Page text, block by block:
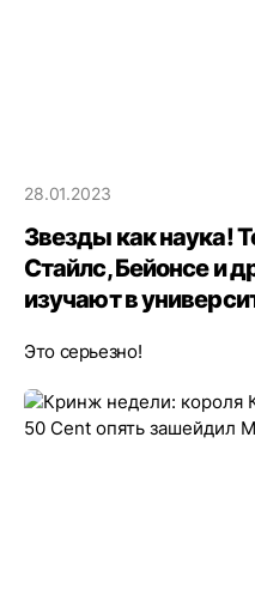
28.01.2023
Звезды как наука!
Стайлс, Бейонсе и
изучают в
Это серьезно!